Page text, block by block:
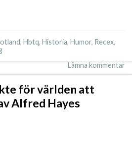
, Hbtq, Historia, Humor, Recex,
Lämna kommentar
för världen att
Alfred Hayes